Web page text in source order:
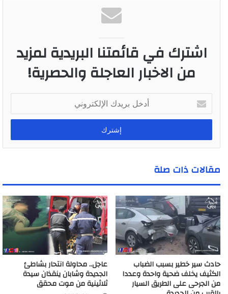
اشترك في قائمتنا البريدية لمزيد
من الاخبار العاجلة والحصرية!
خ
ب
د
ك
ا
ل
إ
ل
ك
ت
و
ي
مقالات ذات صلة
حادث سير خطير بسبب الضباب
الكثيف يخلف ضحية واحدة وعددا
من الجرحى على الطريق السيار
عاجل.. محاولة انتحار بشاطئ
الجديدة وشابان ينقذان سيدة
ثلاثينية من موت محقق